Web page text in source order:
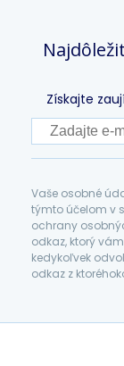
Získajte
Vaše osobné
týmto účelom v
ochrany
odkaz, ktorý
kedykoľvek
odkaz z